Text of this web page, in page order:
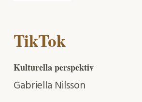
TikTok
Kulturella perspektiv
Gabriella Nilsson